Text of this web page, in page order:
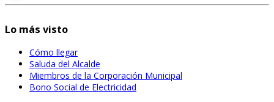
Lo más visto
Cómo llegar
Saluda del Alcalde
Miembros de la Corporación Municipal
Bono Social de Electricidad